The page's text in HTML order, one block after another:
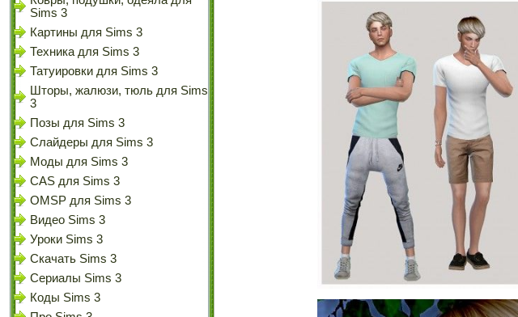
Sims 3
Картины для Sims 3
Техника для Sims 3
Татуировки для Sims 3
Шторы, жалюзи, тюль для Sims
3
Позы для Sims 3
Слайдеры для Sims 3
Моды для Sims 3
CAS для Sims 3
OMSP для Sims 3
Видео Sims 3
Уроки Sims 3
Скачать Sims 3
Сериалы Sims 3
Коды Sims 3